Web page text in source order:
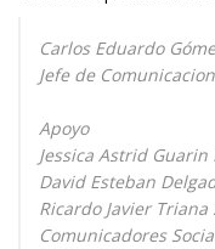
Carlos Eduardo
Jefe de
Apoyo
Jessica Astrid Guarin
David Esteban
Ricardo Javier Triana
Comunicadores